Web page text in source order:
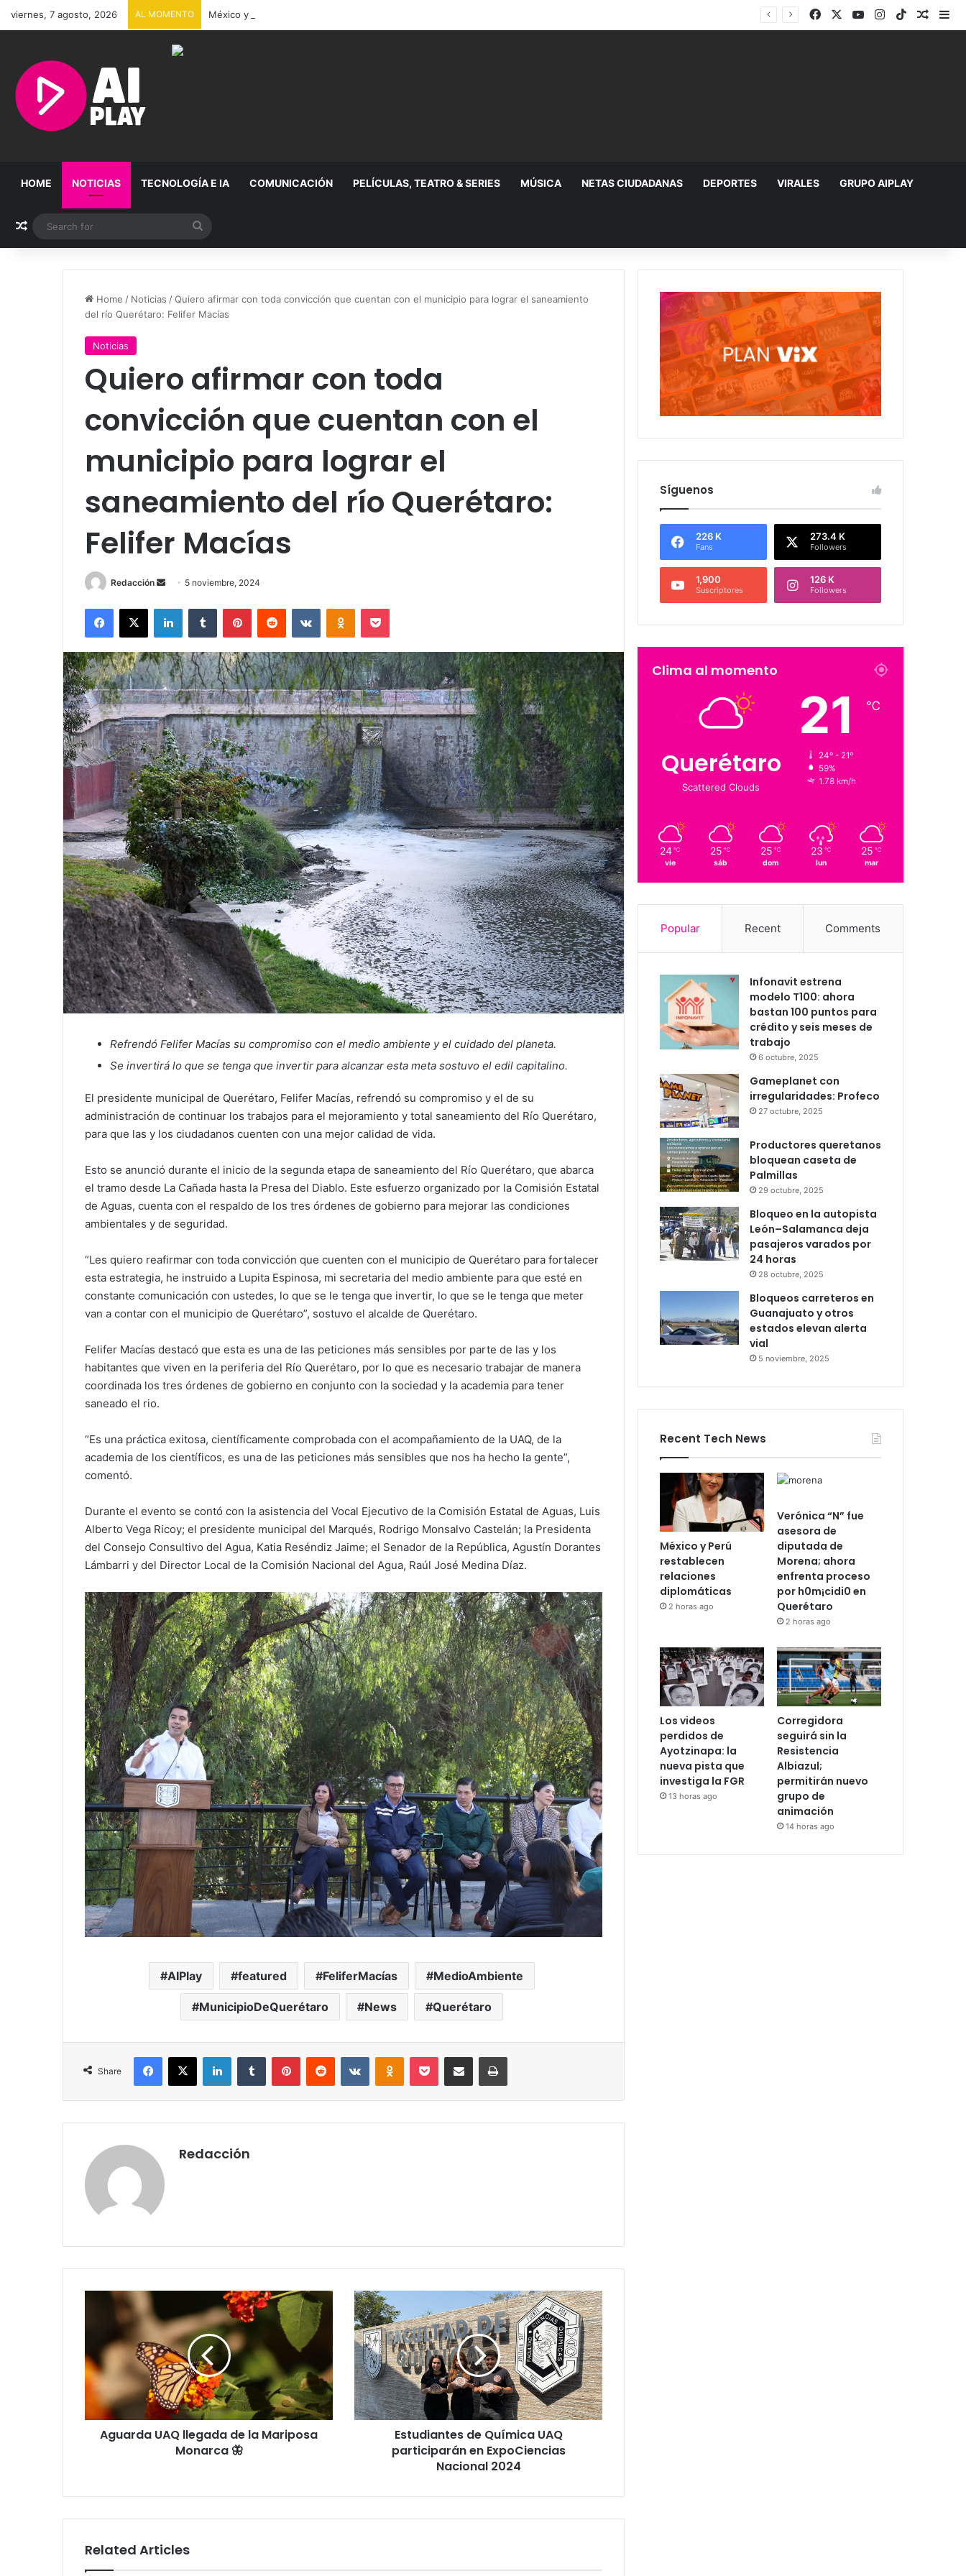
viernes, 7 agosto, 2026 AL MOMENTO México y Perú restablecen relaciones diplomáticas FacebookYouTubeInstagram
TikTok
HOME NOTICIAS TECNOLOGÍA E IA COMUNICACIÓN PELÍCULAS, TEATRO & SERIES MÚSICA NETAS CIUDADANAS DEPORTES VIRALES GRUPO AIPLAY
Random Article
for
Home / Noticias /Quiero afirmar con toda convicción que cuentan con el municipio para lograr el saneamiento
del río Querétaro: Felifer Macías
Noticias
Quiero afirmar con toda
convicción que cuentan con el
municipio para lograr el
saneamiento del río Querétaro:
Felifer Macías
Redacción
Send
email
5 noviembre, 2024
Facebook
X LinkedInTumblr PinterestReddit VKontakteOdnoklassniki
Pocket
Refrendó Felifer Macías su compromiso con el medio ambiente y el cuidado del planeta.
Se invertirá lo que se tenga que invertir para alcanzar esta meta sostuvo el edil capitalino.
El presidente municipal de Querétaro, Felifer Macías, refrendó su compromiso y el de su
administración de continuar los trabajos para el mejoramiento y total saneamiento del Río Querétaro,
para que las y los ciudadanos cuenten con una mejor calidad de vida.
Esto se anunció durante el inicio de la segunda etapa de saneamiento del Río Querétaro, que abarca
el tramo desde La Cañada hasta la Presa del Diablo. Este esfuerzo organizado por la Comisión Estatal
de Aguas, cuenta con el respaldo de los tres órdenes de gobierno para mejorar las condiciones
ambientales y de seguridad.
“Les quiero reafirmar con toda convicción que cuenten con el municipio de Querétaro para fortalecer
esta estrategia, he instruido a Lupita Espinosa, mi secretaria del medio ambiente para que esté en
constante comunicación con ustedes, lo que se le tenga que invertir, lo que se le tenga que meter
van a contar con el municipio de Querétaro”, sostuvo el alcalde de Querétaro.
Felifer Macías destacó que esta es una de las peticiones más sensibles por parte de las y los
habitantes que viven en la periferia del Río Querétaro, por lo que es necesario trabajar de manera
coordinada los tres órdenes de gobierno en conjunto con la sociedad y la academia para tener
saneado el rio.
“Es una práctica exitosa, científicamente comprobada con el acompañamiento de la UAQ, de la
academia de los científicos, es una de las peticiones más sensibles que nos ha hecho la gente”,
comentó.
Durante el evento se contó con la asistencia del Vocal Ejecutivo de la Comisión Estatal de Aguas, Luis
Alberto Vega Ricoy; el presidente municipal del Marqués, Rodrigo Monsalvo Castelán; la Presidenta
del Consejo Consultivo del Agua, Katia Reséndiz Jaime; el Senador de la República, Agustín Dorantes
Lámbarri y del Director Local de la Comisión Nacional del Agua, Raúl José Medina Díaz.
AIPlay featured FeliferMacías MedioAmbiente
MunicipioDeQuerétaro News Querétaro
Share
Facebook
X LinkedInTumblr PinterestReddit VKontakteOdnoklassniki
Pocket Share via Email Print
Redacción
Aguarda
la
Mariposa
Monarca
Aguarda UAQ llegada de la Mariposa
Monarca 🦋
Estudiantes
de
Química
UAQ
participarán
en
ExpoCiencias
Nacional
2024
Estudiantes de Química UAQ
participarán en ExpoCiencias
Nacional 2024
Related Articles
Síguenos
226 K 273.4 K
Clima al momento
Querétaro
Scattered Clouds
21
59%
1.78 km/h
vie dom mar
Popular Recent Comments
Infonavit estrena
modelo T100: ahora
crédito y seis meses de
trabajo
6 octubre, 2025
Gameplanet con
irregularidades: Profeco
27 octubre, 2025
Productores queretanos
bloquean caseta de
Palmillas
29 octubre, 2025
Bloqueo en la autopista
pasajeros varados por
24 horas
28 octubre, 2025
Bloqueos carreteros en
estados elevan alerta
Recent Tech News
México y Perú
diplomáticas
2 horas ago
Verónica “N” fue
asesora de
diputada de
Morena; ahora
por h0m¡cidi0 en
Querétaro
2 horas ago
Los videos
perdidos de
13 horas ago
Corregidora
seguirá sin la
Resistencia
Albiazul;
grupo de